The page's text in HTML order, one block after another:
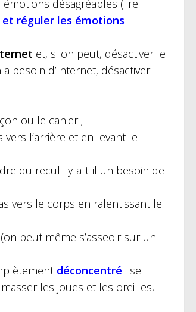
désagréables (lire :
réguler les émotions
et, si on peut, désactiver le
besoin d’Internet, désactiver
ou le cahier ;
l’arrière et en levant le
du recul : y-a-t-il un besoin de
vers le corps en ralentissant le
peut même s’asseoir sur un
déconcentré : se
les joues et les oreilles,